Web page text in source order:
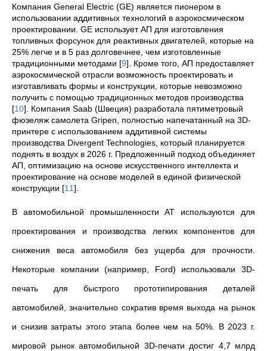
Компания General Electric (GE) является пионером в
использовании аддитивных технологий в аэрокосмическом
проектировании. GE использует АП для изготовления
топливных форсунок для реактивных двигателей, которые на
25% легче и в 5 раз долговечнее, чем изготовленные
традиционными методами [9] . Кроме того, АП предоставляет
аэрокосмической отрасли возможность проектировать и
изготавливать формы и конструкции, которые невозможно
получить с помощью традиционных методов производства
[10] . Компания Saab (Швеция) разработала пятиметровый
фюзеляж самолета Gripen, полностью напечатанный на 3D-
принтере с использованием аддитивной системы
производства Divergent Technologies, который планируется
поднять в воздух в 2026 г. Предложенный подход объединяет
АП, оптимизацию на основе искусственного интеллекта и
проектирование на основе моделей в единой физической
конструкции [11]
В автомобильной промышленности АТ используются для
проектирования и производства легких компонентов для
снижения веса автомобиля без ущерба для прочности.
Некоторые компании (например, Ford) использовали 3D-
печать для быстрого прототипирования деталей
автомобилей, значительно сократив время выхода на рынок
и снизив затраты этого этапа более чем на 50%. В 2023 г.
мировой рынок автомобильной 3D-печати достиг 4,7 млрд